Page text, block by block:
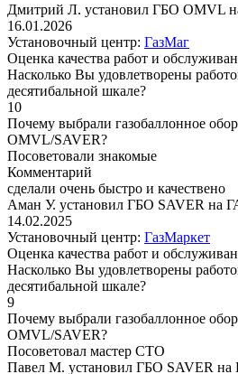
Дмитрий Л. установил ГБО OMVL
16.01.2026
Установочный центр: ГазМаг
Оценка качества работ и
Насколько Вы удовлетворены
десятибальной шкале?
10
Почему выбрали газобаллонное
OMVL/SAVER?
Посоветовали знакомые
Комментарий
сделали очень быстро и качествено
Аман У. установил ГБО SAVER на
14.02.2025
Установочный центр: ГазМаркет
Оценка качества работ и
Насколько Вы удовлетворены
десятибальной шкале?
9
Почему выбрали газобаллонное
OMVL/SAVER?
Посоветовал мастер СТО
Павел М. установил ГБО SAVER на